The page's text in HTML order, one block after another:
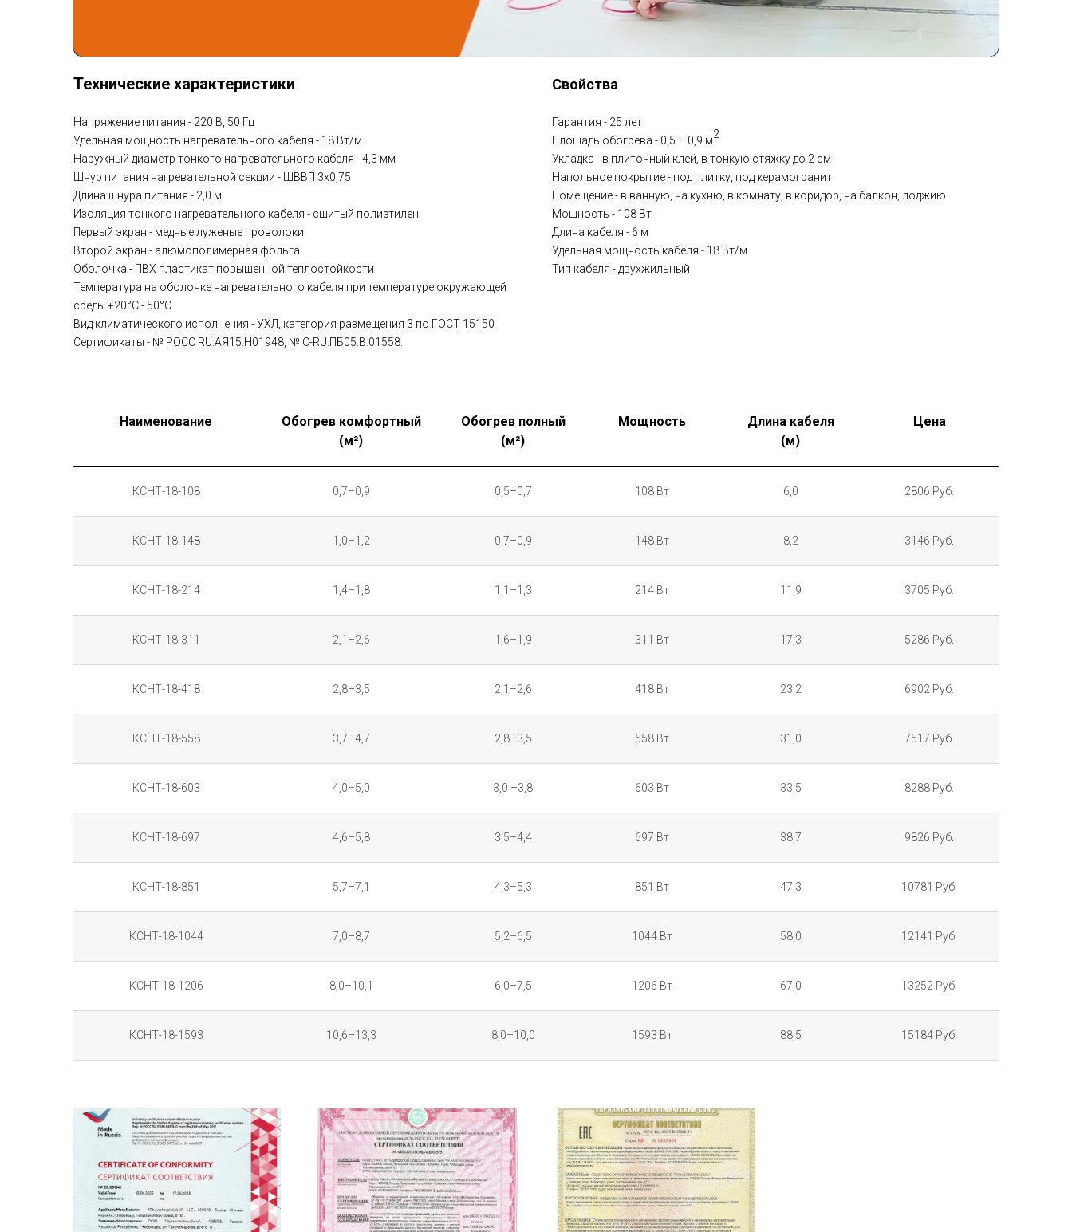
Технические характеристики
Напряжение питания - 220 В, 50 Гц
Удельная мощность нагревательного кабеля - 18 Вт/м
Наружный диаметр тонкого нагревательного кабеля - 4,3 мм
Шнур питания нагревательной секции - ШВВП 3х0,75
Длина шнура питания - 2,0 м
Изоляция тонкого нагревательного кабеля - сшитый полиэтилен
Первый экран - медные луженые проволоки
Второй экран - алюмополимерная фольга
Оболочка - ПВХ пластикат повышенной теплостойкости
Температура на оболочке нагревательного кабеля при температуре окружающей
среды +20°С - 50°С
Вид климатического исполнения - УХЛ, категория размещения 3 по ГОСТ 15150
Сертификаты - № РОСС RU.АЯ15.Н01948, № C-RU.ПБ05.В.01558.
Свойства
Гарантия - 25 лет
Площадь обогрева - 0,5 – 0,9 м2
Укладка - в плиточный клей, в тонкую стяжку до 2 см
Напольное покрытие - под плитку, под керамогранит
Помещение - в ванную, на кухню, в комнату, в коридор, на балкон, лоджию
Мощность - 108 Вт
Длина кабеля - 6 м
Удельная мощность кабеля - 18 Вт/м
Тип кабеля - двухжильный
Наименование
Обогрев комфортный
(м²)
Обогрев полный
(м²)
Мощность
Длина кабеля
(м)
Цена
КСНТ-18-108 0,7–0,9 0,5–0,7 108 Вт 6,0 2806 Руб.
КСНТ-18-148 1,0–1,2 0,7–0,9 148 Вт 8,2 3146 Руб.
КСНТ-18-214 1,4–1,8 1,1–1,3 214 Вт 11,9 3705 Руб.
КСНТ-18-311 2,1–2,6 1,6–1,9 311 Вт 17,3 5286 Руб.
КСНТ-18-418 2,8–3,5 2,1–2,6 418 Вт 23,2 6902 Руб.
КСНТ-18-558 3,7–4,7 2,8–3,5 558 Вт 31,0 7517 Руб.
КСНТ-18-603 4,0–5,0 3,0 –3,8 603 Вт 33,5 8288 Руб.
КСНТ-18-697 4,6–5,8 3,5–4,4 697 Вт 38,7 9826 Руб.
КСНТ-18-851 5,7–7,1 4,3–5,3 851 Вт 47,3 10781 Руб.
КСНТ-18-1044 7,0–8,7 5,2–6,5 1044 Вт 58,0 12141 Руб.
КСНТ-18-1206 8,0–10,1 6,0–7,5 1206 Вт 67,0 13252 Руб.
КСНТ-18-1593 10,6–13,3 8,0–10,0 1593 Вт 88,5 15184 Руб.